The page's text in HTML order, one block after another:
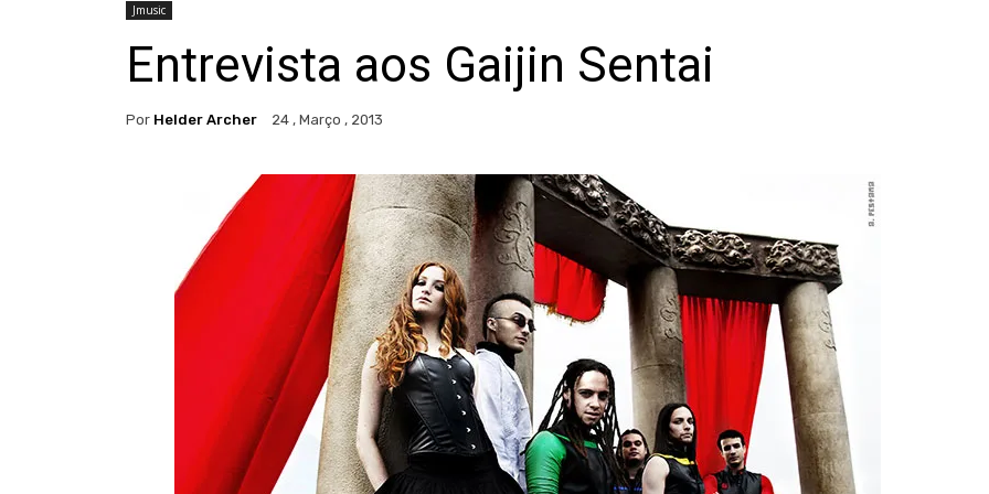
Jmusic
Entrevista aos Gaijin Sentai
Por Helder Archer 24 , Março , 2013